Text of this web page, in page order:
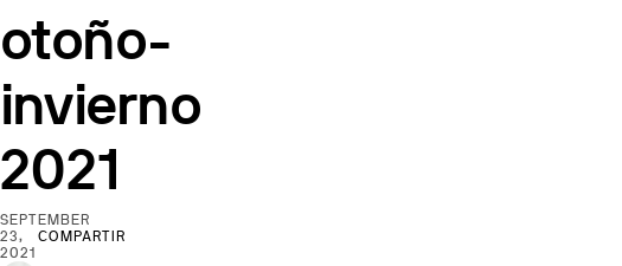
otoño-
invierno
2021
SEPTEMBER
23,
2021
COMPARTIR